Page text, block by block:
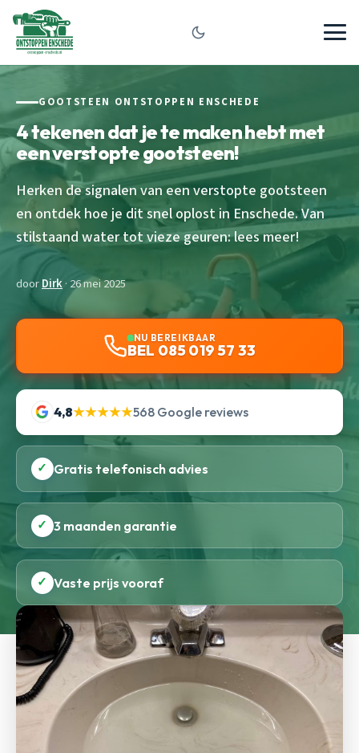
GOOTSTEEN ONTSTOPPEN ENSCHEDE
4 tekenen dat je te maken hebt met
een verstopte gootsteen!
Herken de signalen van een verstopte gootsteen
en ontdek hoe je dit snel oplost in Enschede. Van
stilstaand water tot vieze geuren: lees meer!
doorDirk· 26 mei 2025
NU BEREIKBAAR
BEL 085 019 57 33
4,8★★★★★568 Google reviews
✓ Gratis telefonisch advies
✓ 3 maanden garantie
✓ Vaste prijs vooraf